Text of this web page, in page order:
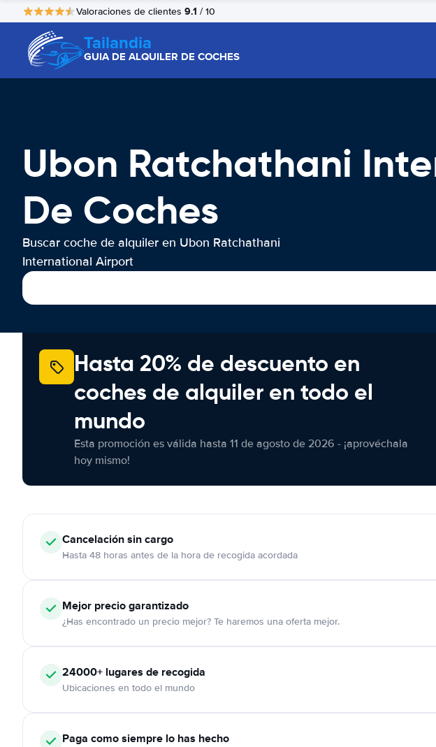
Valoraciones de clientes 9.1 / 10
Tailandia
GUIA DE ALQUILER DE COCHES
Ubon Ratchathani
De Coches
Buscar coche de alquiler en Ubon Ratchathani
International Airport
Hasta 20% de descuento en
coches de alquiler en todo el
mundo
Esta promoción es válida hasta 11 de agosto de 2026 - ¡aprovéchala
hoy mismo!
Cancelaciónsin cargo
Hasta 48 horas antes de la hora de recogida acordada
Mejor precio garantizado
¿Has encontrado un precio mejor? Te haremos una oferta mejor.
24000+ lugares de recogida
Ubicaciones en todo el mundo
Paga como siempre lo has hecho